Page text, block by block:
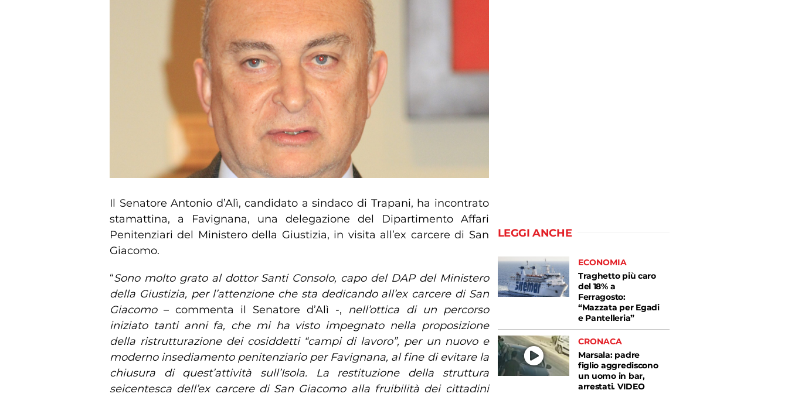
Il Senatore Antonio d’Alì, candidato a sindaco di Trapani, ha incontrato
stamattina, a Favignana, una delegazione del Dipartimento Affari
Penitenziari del Ministero della Giustizia, in visita all’ex carcere di San
Giacomo.
“Sono molto grato al dottor Santi Consolo, capo del DAP del Ministero
della Giustizia, per l’attenzione che sta dedicando all’ex carcere di San
Giacomo– commenta il Senatore d’Alì -, nell’ottica di un percorso
iniziato tanti anni fa, che mi ha visto impegnato nella proposizione
della ristrutturazione dei cosiddetti “campi di lavoro”, per un nuovo e
moderno insediamento penitenziario per Favignana, al fine di evitare la
chiusura di quest’attività sull’Isola.
La restituzione della struttura
seicentesca dell’ex carcere di San Giacomo alla fruibilità dei cittadini
LEGGI ANCHE
ECONOMIA
Traghetto più caro
del 18% a
Ferragosto:
“Mazzata per Egadi
e Pantelleria”
CRONACA
Marsala: padre
figlio aggrediscono
un uomo in bar,
arrestati. VIDEO